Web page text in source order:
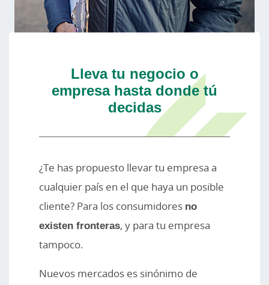
Lleva tu negocio o
empresa hasta donde tú
decidas
¿Te has propuesto llevar tu empresa a
cualquier país en el que haya un posible
cliente? Para los consumidores no
existen fronteras, y para tu empresa
tampoco.
Nuevos mercados es sinónimo de